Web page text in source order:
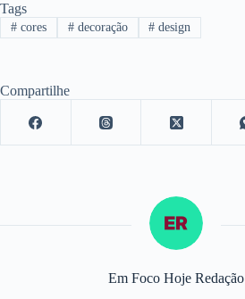
Tags
#cores #decoração # design
Compartilhe
Em Foco Hoje Redação